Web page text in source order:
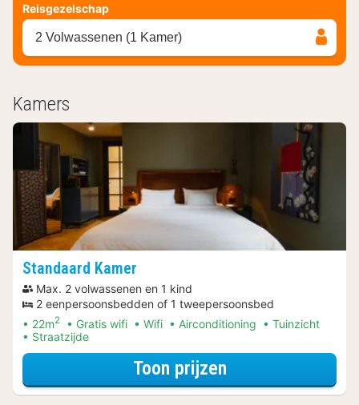
Reisgezelschap
2 Volwassenen (1 Kamer)
Kamers
Standaard Kamer
Max. 2 volwassenen en 1 kind
2 eenpersoonsbedden of 1 tweepersoonsbed
22m2 Gratis wifi Wifi Airconditioning
Tuinzicht
Straatzijde
Toon prijzenvoor Diner